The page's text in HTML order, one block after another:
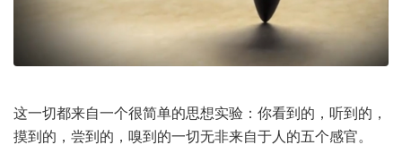
这一切都来自一个很简单的思想实验：你看到的，听到的，
摸到的，尝到的，嗅到的一切无非来自于人的五个感官。